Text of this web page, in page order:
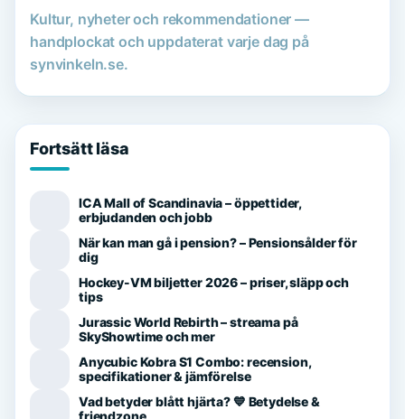
Kultur, nyheter och rekommendationer —
handplockat och uppdaterat varje dag på
synvinkeln.se.
Fortsätt läsa
ICA Mall of Scandinavia – öppettider,
erbjudanden och jobb
När kan man gå i pension? – Pensionsålder för
dig
Hockey-VM biljetter 2026 – priser, släpp och
tips
Jurassic World Rebirth – streama på
SkyShowtime och mer
Anycubic Kobra S1 Combo: recension,
specifikationer & jämförelse
Vad betyder blått hjärta? 💙 Betydelse &
friendzone